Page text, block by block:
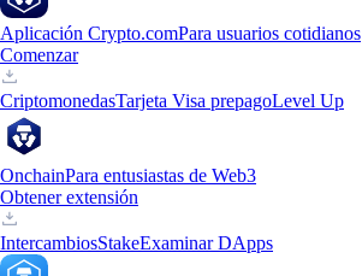
Aplicación Crypto.comPara usuarios cotidianos
Comenzar
CriptomonedasTarjeta Visa prepagoLevel Up
OnchainPara entusiastas de Web3
Obtener extensión
IntercambiosStakeExaminar DApps